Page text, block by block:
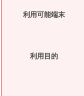
利用可能端末
利用目的